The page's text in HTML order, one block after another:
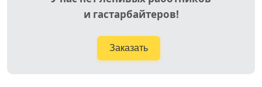
и гастарбайтеров!
Заказать